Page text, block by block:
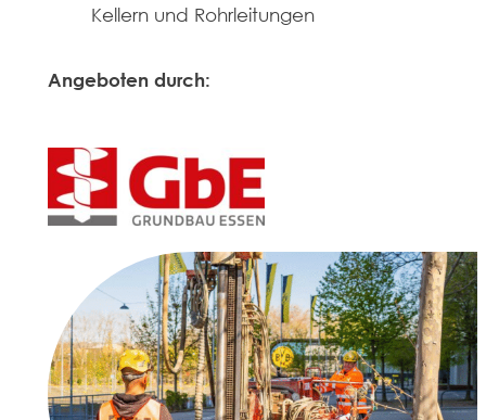
Kellern und Rohrleitungen
Angeboten durch: